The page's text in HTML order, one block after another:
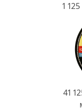
1
41